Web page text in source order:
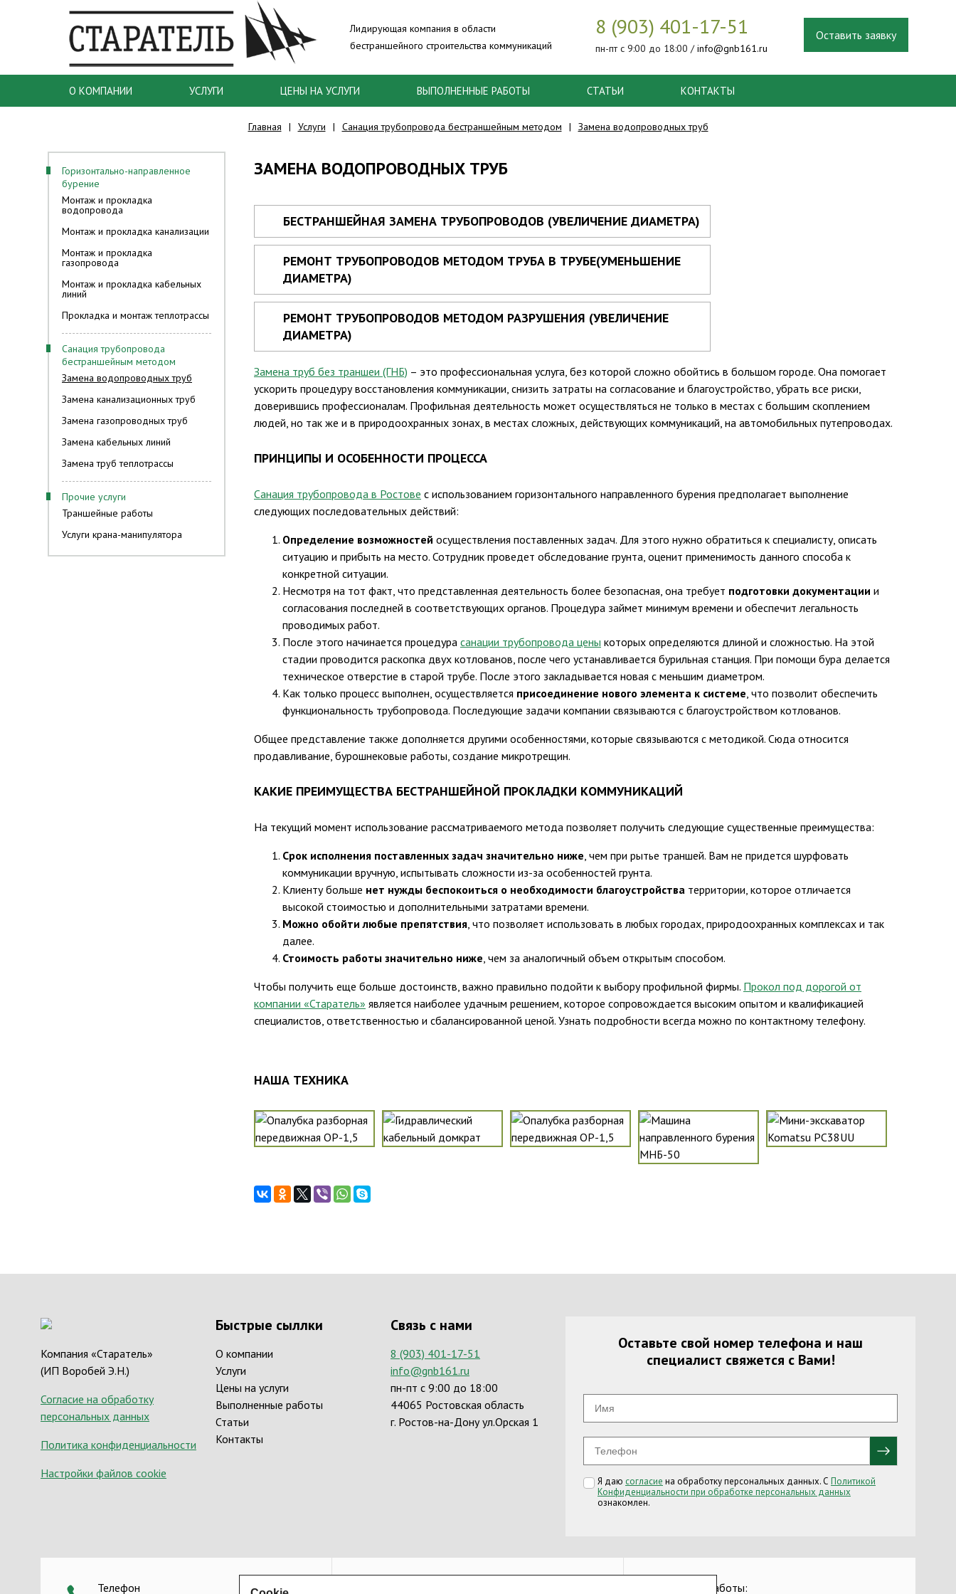
Лидирующая компания в области
бестраншейного строительства коммуникаций
8 (903) 401-17-51
пн-пт с 9:00 до 18:00 /info@gnb161.ru
Оставить заявку
О КОМПАНИИ УСЛУГИ ЦЕНЫ НА УСЛУГИ ВЫПОЛНЕННЫЕ РАБОТЫ СТАТЬИ КОНТАКТЫ
Главная Услуги Санация трубопровода бестраншейным методом Замена водопроводных труб
Горизонтально-направленное
бурение
Монтаж и прокладка
водопровода
Монтаж и прокладка канализации
Монтаж и прокладка
газопровода
Монтаж и прокладка кабельных
линий
Прокладка и монтаж теплотрассы
Санация трубопровода
бестраншейным методом
Замена водопроводных труб
Замена канализационных труб
Замена газопроводных труб
Замена кабельных линий
Замена труб теплотрассы
Прочие услуги
Траншейные работы
Услуги крана-манипулятора
ЗАМЕНА ВОДОПРОВОДНЫХ ТРУБ
БЕСТРАНШЕЙНАЯ ЗАМЕНА ТРУБОПРОВОДОВ (УВЕЛИЧЕНИЕ ДИАМЕТРА)
РЕМОНТ ТРУБОПРОВОДОВ МЕТОДОМ ТРУБА В ТРУБЕ(УМЕНЬШЕНИЕ
ДИАМЕТРА)
РЕМОНТ ТРУБОПРОВОДОВ МЕТОДОМ РАЗРУШЕНИЯ (УВЕЛИЧЕНИЕ
ДИАМЕТРА)
Замена труб без траншеи (ГНБ) – это профессиональная услуга, без которой сложно обойтись в большом городе. Она помогает
ускорить процедуру восстановления коммуникации, снизить затраты на согласование и благоустройство, убрать все риски,
доверившись профессионалам. Профильная деятельность может осуществляться не только в местах с большим скоплением
людей, но так же и в природоохранных зонах, в местах сложных, действующих коммуникаций, на автомобильных путепроводах.
ПРИНЦИПЫ И ОСОБЕННОСТИ ПРОЦЕССА
Санация трубопровода в Ростове с использованием горизонтального направленного бурения предполагает выполнение
следующих последовательных действий:
Определение возможностей осуществления поставленных задач. Для этого нужно обратиться к специалисту, описать
ситуацию и прибыть на место. Сотрудник проведет обследование грунта, оценит применимость данного способа к
конкретной ситуации.
Несмотря на тот факт, что представленная деятельность более безопасная, она требует подготовки документации и
согласования последней в соответствующих органов. Процедура займет минимум времени и обеспечит легальность
проводимых работ.
После этого начинается процедура санации трубопровода цены которых определяются длиной и сложностью. На этой
стадии проводится раскопка двух котлованов, после чего устанавливается бурильная станция. При помощи бура делается
техническое отверстие в старой трубе. После этого закладывается новая с меньшим диаметром.
Как только процесс выполнен, осуществляется присоединение нового элемента к системе, что позволит обеспечить
функциональность трубопровода. Последующие задачи компании связываются с благоустройством котлованов.
Общее представление также дополняется другими особенностями, которые связываются с методикой. Сюда относится
продавливание, бурошнековые работы, создание микротрещин.
КАКИЕ ПРЕИМУЩЕСТВА БЕСТРАНШЕЙНОЙ ПРОКЛАДКИ КОММУНИКАЦИЙ
На текущий момент использование рассматриваемого метода позволяет получить следующие существенные преимущества:
Срок исполнения поставленных задач значительно ниже, чем при рытье траншей. Вам не придется шурфовать
коммуникации вручную, испытывать сложности из-за особенностей грунта.
Клиенту больше нет нужды беспокоиться о необходимости благоустройства территории, которое отличается
высокой стоимостью и дополнительными затратами времени.
Можно обойти любые препятствия, что позволяет использовать в любых городах, природоохранных комплексах и так
далее.
Стоимость работы значительно ниже, чем за аналогичный объем открытым способом.
Чтобы получить еще больше достоинств, важно правильно подойти к выбору профильной фирмы. Прокол под дорогой от
компании «Старатель» является наиболее удачным решением, которое сопровождается высоким опытом и квалификацией
специалистов, ответственностью и сбалансированной ценой. Узнать подробности всегда можно по контактному телефону.
НАША ТЕХНИКА
Компания «Старатель»
(ИП Воробей Э.Н.)
Согласие на обработку
персональных данных
Политика конфиденциальности
Настройки файлов cookie
Быстрые сыллки
О компании
Услуги
Цены на услуги
Выполненные работы
Статьи
Контакты
Связь с нами
8 (903) 401-17-51
info@gnb161.ru
пн-пт с 9:00 до 18:00
44065 Ростовская область
г. Ростов-на-Дону ул.Орская 1
Оставьте свой номер телефона и наш
специалист свяжется с Вами!
Я даю согласие на обработку персональных данных. С Политикой
Конфиденциальности при обработке персональных данных
ознакомлен.
Телефон Часы работы: